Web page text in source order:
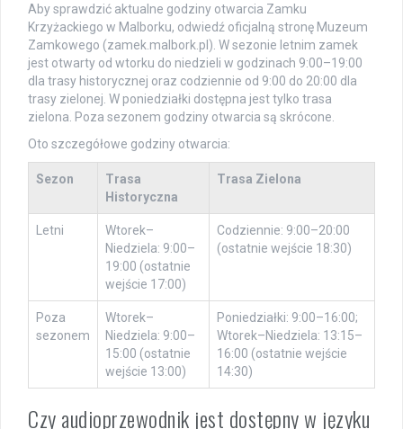
Aby sprawdzić aktualne godziny otwarcia Zamku
Krzyżackiego w Malborku, odwiedź oficjalną stronę Muzeum
Zamkowego (zamek.malbork.pl). W sezonie letnim zamek
jest otwarty od wtorku do niedzieli w godzinach 9:00–19:00
dla trasy historycznej oraz codziennie od 9:00 do 20:00 dla
trasy zielonej. W poniedziałki dostępna jest tylko trasa
zielona. Poza sezonem godziny otwarcia są skrócone.
Oto szczegółowe godziny otwarcia:
Sezon
Trasa
Historyczna
Trasa Zielona
Letni
Wtorek–
Niedziela: 9:00–
19:00 (ostatnie
wejście 17:00)
Codziennie: 9:00–20:00
(ostatnie wejście 18:30)
Poza
sezonem
Wtorek–
Niedziela: 9:00–
15:00 (ostatnie
wejście 13:00)
Poniedziałki: 9:00–16:00;
Wtorek–Niedziela: 13:15–
16:00 (ostatnie wejście
14:30)
Czy audioprzewodnik jest dostępny w języku